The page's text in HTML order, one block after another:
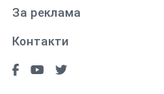
За реклама
Контакти